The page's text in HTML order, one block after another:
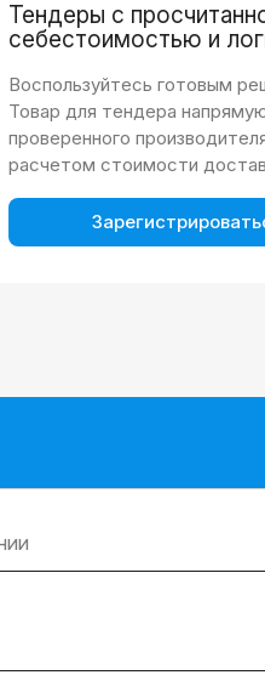
Тендеры с
себестоимостью и
Воспользуйтесь готовым
Товар для тендера
проверенного
расчетом стоимости